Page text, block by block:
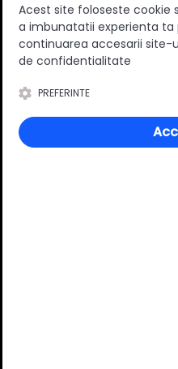
Specificatii
Acest site foloseste cookie
a imbunatatii experienta ta
continuarea accesarii site-ului
de confidentialitate
PREFERINTE